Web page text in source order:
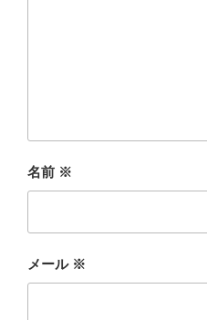
名前 ※
メール ※